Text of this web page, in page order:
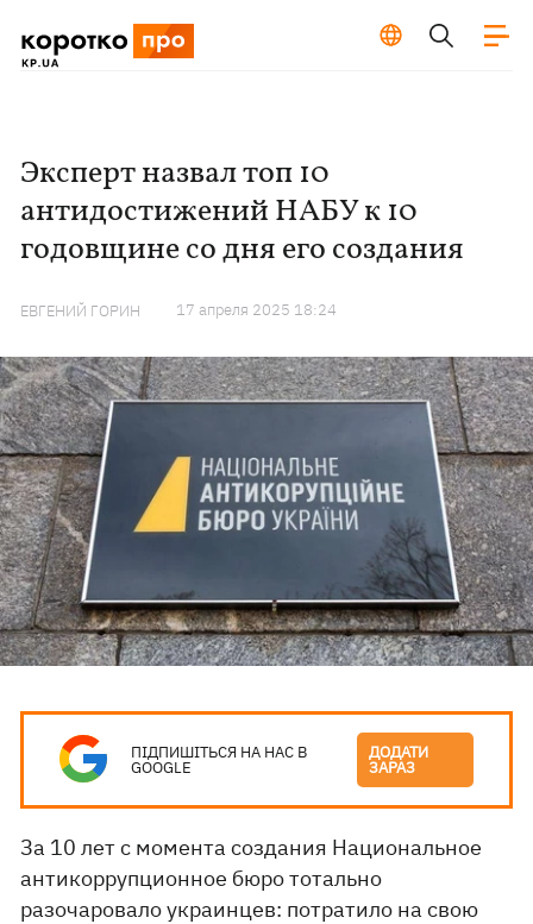
Эксперт назвал топ 10
антидостижений НАБУ к 10
годовщине со дня его создания
ЕВГЕНИЙ ГОРИН 17 апреля 2025 18:24
ПІДПИШІТЬСЯ НА НАС В
GOOGLE
ДОДАТИ
ЗАРАЗ
За 10 лет с момента создания Национальное
антикоррупционное бюро тотально
разочаровало украинцев: потратило на свою